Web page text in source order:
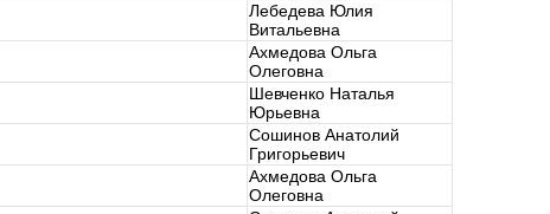
Лебедева Юлия
Витальевна
Ахмедова Ольга
Олеговна
Шевченко Наталья
Юрьевна
Сошинов Анатолий
Григорьевич
Ахмедова Ольга
Олеговна